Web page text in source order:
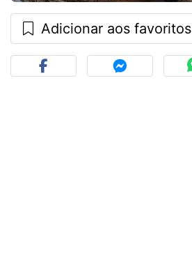
Adicionar aos favoritos